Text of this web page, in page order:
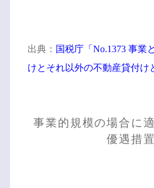
出典： 国税庁「No.1373 事業
けとそれ以外の不動産貸付け
事業的規模の場合に
優遇措置